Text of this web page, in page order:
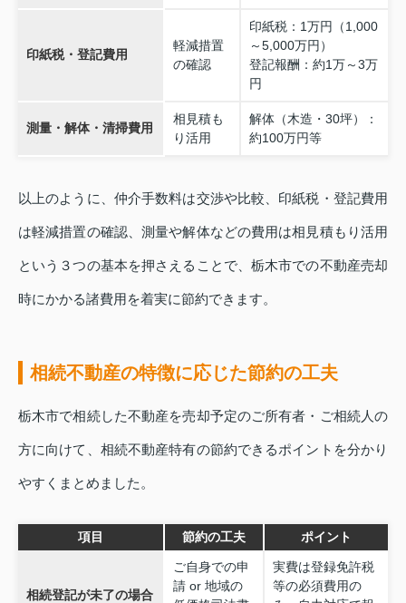
印紙税・登記費用
軽減措置
の確認
印紙税：1万円（1,000
～5,000万円）
登記報酬：約1万～3万
円
測量・解体・清掃費用
相見積も
り活用
解体（木造・30坪）：
約100万円等
以上のように、仲介手数料は交渉や比較、印紙税・登記費用
は軽減措置の確認、測量や解体などの費用は相見積もり活用
という３つの基本を押さえることで、栃木市での不動産売却
時にかかる諸費用を着実に節約できます。
相続不動産の特徴に応じた節約の工夫
栃木市で相続した不動産を売却予定のご所有者・ご相続人の
方に向けて、相続不動産特有の節約できるポイントを分かり
やすくまとめました。
項目 節約の工夫 ポイント
相続登記が未了の場合
ご自身での申
請 or 地域の
実費は登録免許税
等の必須費用の